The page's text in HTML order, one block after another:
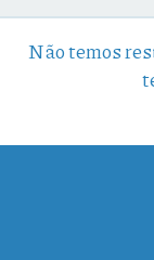
Não temos